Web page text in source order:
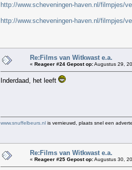
http://www.scheveningen-haven.nl/filmpjes/
http://www.scheveningen-haven.nl/filmpjes/
Re:Films van Witkwast e.a.
« Reageer #24 Gepost op:Augustus 29,
Inderdaad, het leeft
www.snuffelbeurs.nl is vernieuwd, plaats snel een
Re:Films van Witkwast e.a.
« Reageer #25 Gepost op:Augustus 30,